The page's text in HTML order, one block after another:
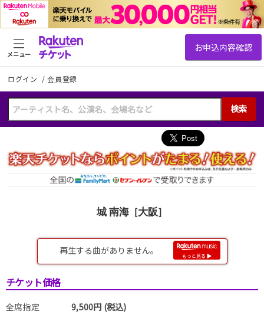
ログイン /会員登録
検索
メニュー
城 南海［大阪］
チケット価格
全席指定 9,500円 (税込)